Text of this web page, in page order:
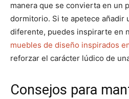
manera que se convierta en un
dormitorio. Si te apetece añadir
diferente, puedes inspirarte en
muebles de diseño inspirados
reforzar el carácter lúdico de
Consejos para